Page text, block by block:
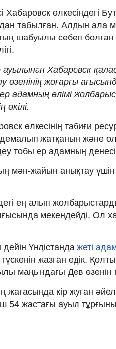
өлкесіндегі
табылған. Алдын ала
шабуылы себеп болған
Хабаровск
жоғарғы
адамның өлімі
өкілі.
өлкесінің табиғи
жатқанын және
тобы ер адамның
мән-жайын анықтау үшін
ең алып
мекендейді. Ол
Үндістанда жеті
түскенін жазған едік.
маңындағы Дев өзенін
жағасында кір жуған
54 жастағы ауыл